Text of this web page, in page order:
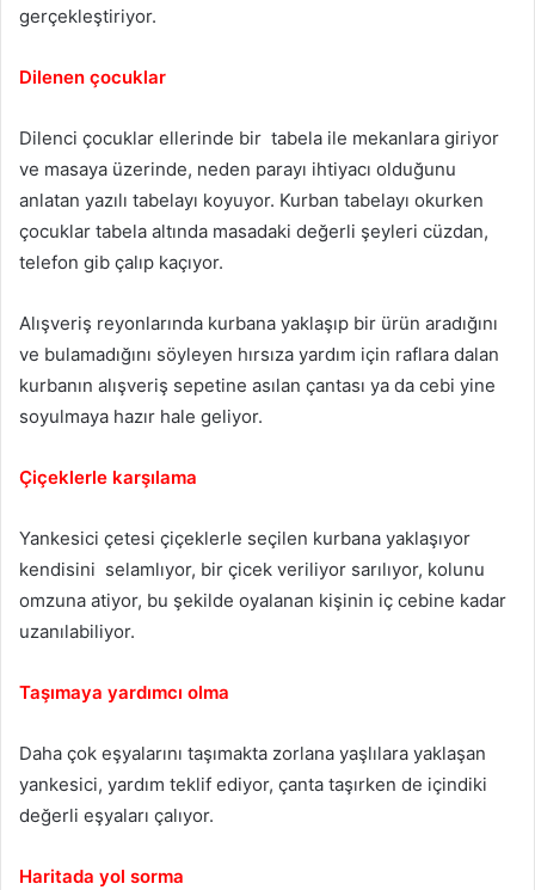
gerçekleştiriyor.
Dilenen çocuklar
Dilenci çocuklar ellerinde bir tabela ile mekanlara giriyor
ve masaya üzerinde, neden parayı ihtiyacı olduğunu
anlatan yazılı tabelayı koyuyor. Kurban tabelayı okurken
çocuklar tabela altında masadaki değerli şeyleri cüzdan,
telefon gib çalıp kaçıyor.
Alışveriş reyonlarında kurbana yaklaşıp bir ürün aradığını
ve bulamadığını söyleyen hırsıza yardım için raflara dalan
kurbanın alışveriş sepetine asılan çantası ya da cebi yine
soyulmaya hazır hale geliyor.
Çiçeklerle karşılama
Yankesici çetesi çiçeklerle seçilen kurbana yaklaşıyor
kendisini selamlıyor, bir çicek veriliyor sarılıyor, kolunu
omzuna atiyor, bu şekilde oyalanan kişinin iç cebine kadar
uzanılabiliyor.
Taşımaya yardımcı olma
Daha çok eşyalarını taşımakta zorlana yaşlılara yaklaşan
yankesici, yardım teklif ediyor, çanta taşırken de içindiki
değerli eşyaları çalıyor.
Haritada yol sorma